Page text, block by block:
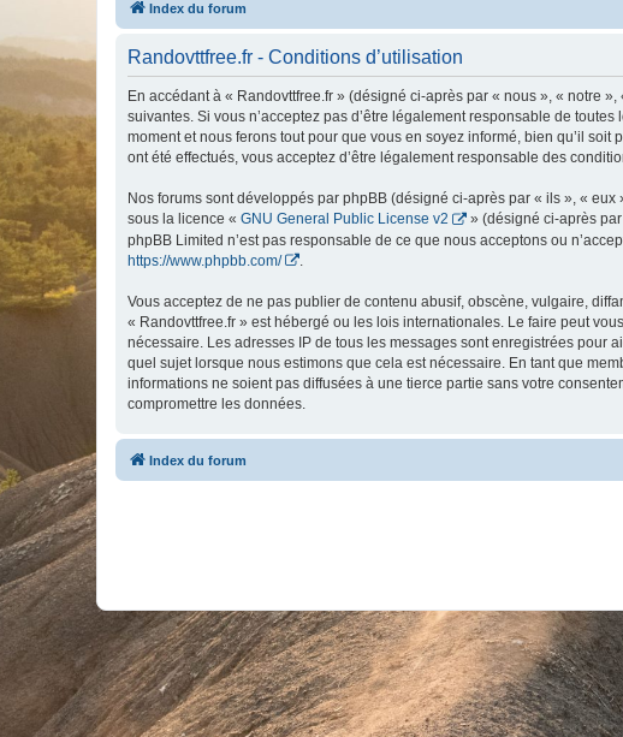
Index du forum
Randovttfree.fr - Conditions d’utilisation
En accédant à « Randovttfree.fr » (désigné ci-après par « nous », « notre
suivantes. Si vous n’acceptez pas d’être légalement responsable de
moment et nous ferons tout pour que vous en soyez informé, bien qu’il
ont été effectués, vous acceptez d’être légalement responsable des
Nos forums sont développés par phpBB (désigné ci-après par « ils », «
sous la licence « GNU General Public License v2 » (désigné ci-après
phpBB Limited n’est pas responsable de ce que nous acceptons ou
https://www.phpbb.com/
Vous acceptez de ne pas publier de contenu abusif, obscène, vulgaire,
« Randovttfree.fr » est hébergé ou les lois internationales. Le faire peut
nécessaire. Les adresses IP de tous les messages sont enregistrées pour
quel sujet lorsque nous estimons que cela est nécessaire. En tant que
informations ne soient pas diffusées à une tierce partie sans votre
compromettre les données.
Index du forum